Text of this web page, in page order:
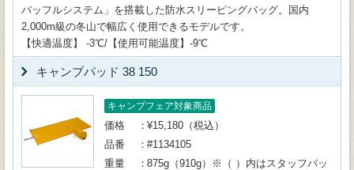
バッフルシステム」を搭載した防水スリーピングバッグ。国内
2,000m級の冬山で幅広く使用できるモデルです。
【快適温度】 -3℃/【使用可能温度】-9℃
キャンプパッド 38 150
キャンプフェア対象商品
価格
¥15,180（税込）
品番
#1134105
重量
875g（910g）※（ ）内はスタッフバッ